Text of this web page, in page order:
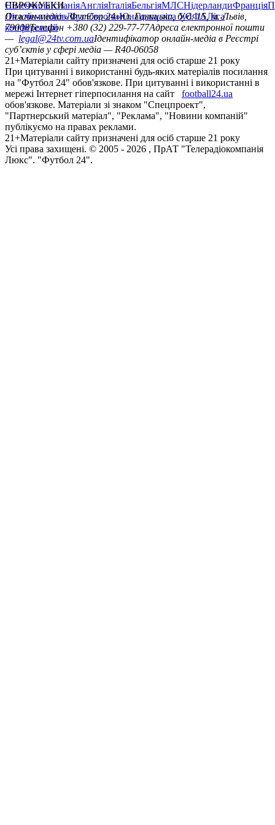
НімеччинаІспаніяАнгліяІталіяБельгіяМЛСНідерландиФранція
ЄВРОКУБКИ
Ліга чемпіонівЛіга ЄвропиЮнацька ліга УЄФАЛіга
конференцій
Онлайн-медіа «Футбол 24»пл. Галицька, буд. 15, м. Львів,
79008Телефон +380 (32) 229-77-77Адреса електронної пошти
— legal@24tv.com.uaІдентифікатор онлайн-медіа в Реєстрі
суб’єктів у сфері медіа — R40-06058
21+Матеріали сайту призначені для осіб старше 21 року
При цитуванні і використанні будь-яких матеріалів посилання
на "Футбол 24" обов'язкове. При цитуванні і використанні в
мережі Інтернет гіперпосилання на сайт
football24.ua
обов'язкове. Матеріали зі знаком "Спецпроект",
"Партнерський матеріал", "Реклама", "Новини компаній"
публікуємо на правах реклами.
21+Матеріали сайту призначені для осіб старше 21 року
Усi права захищенi. © 2005 - 2026 , ПрАТ "Телерадіокомпанія
Люкс". "Футбол 24".